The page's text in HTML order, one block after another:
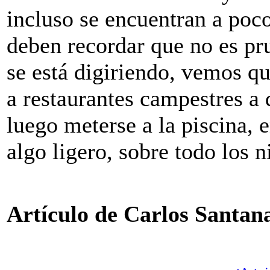
incluso se encuentran a
deben recordar que no es
se está digiriendo, vemos
a restaurantes campestres
luego meterse a la piscina,
algo ligero, sobre todo los
Artículo de Carlos